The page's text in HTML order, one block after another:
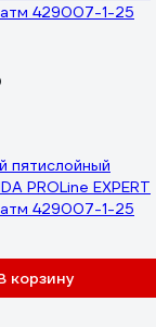
пятислойный
PROLine EXPERT
атм 429007-1-25
корзину